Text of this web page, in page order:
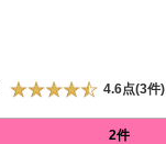
4.6点(3件)
2件